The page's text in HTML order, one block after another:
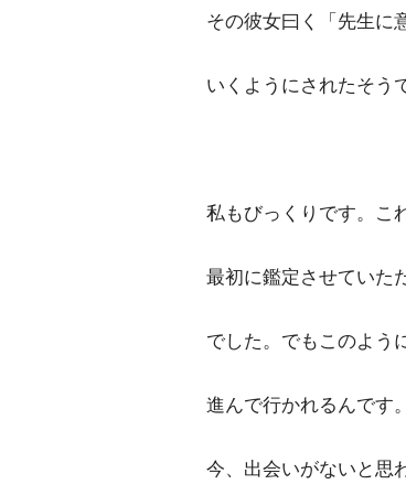
その彼女曰く「先生に
いくようにされたそう
私もびっくりです。こ
最初に鑑定させていた
でした。でもこのよう
進んで行かれるんです。
今、出会いがないと思